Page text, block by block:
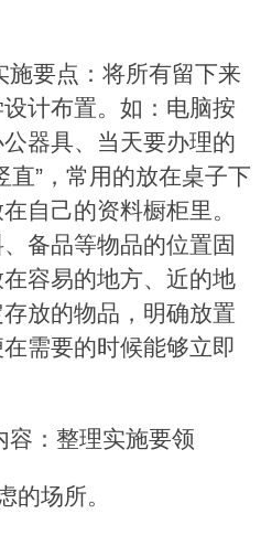
施要点：将所有留下来
计布置。如：电脑按
器具、当天要办理的
直”，常用的放在桌子下
自己的资料橱柜里。
备品等物品的位置固
容易的地方、近的地
放的物品，明确放置
需要的时候能够立即
容：整理实施要领
的场所。